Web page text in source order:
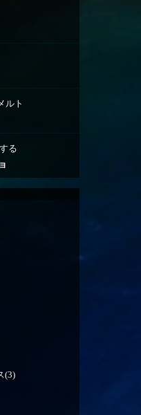
ルト
る
(3)